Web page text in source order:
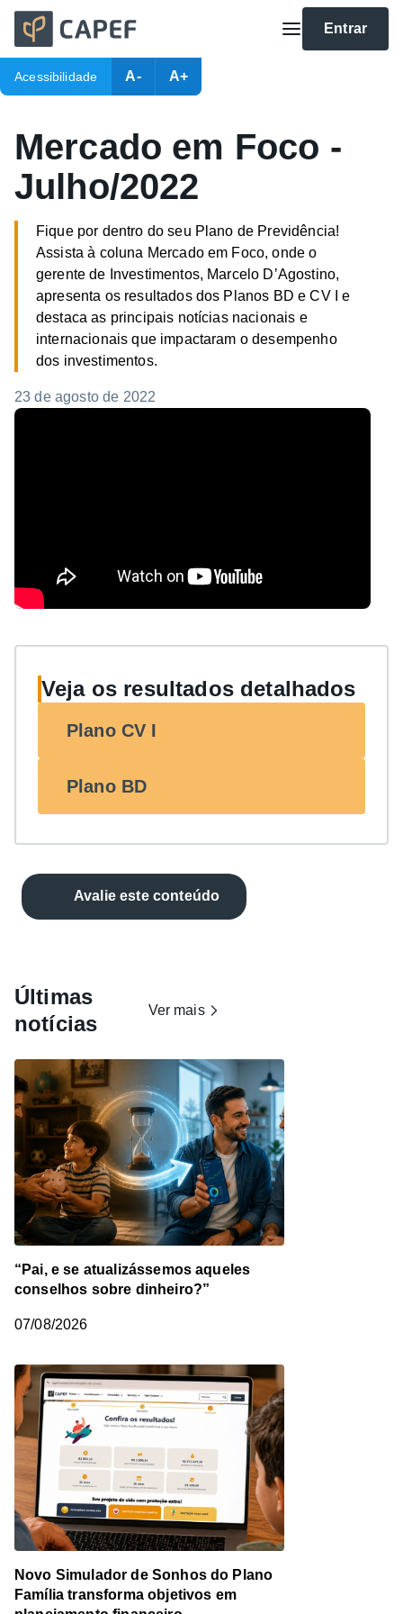
Entrar
Acessibilidade A- A+
Mercado em Foco -
Julho/2022
Fique por dentro do seu Plano de Previdência!
Assista à coluna Mercado em Foco, onde o
gerente de Investimentos, Marcelo D’Agostino,
apresenta os resultados dos Planos BD e CV I e
destaca as principais notícias nacionais e
internacionais que impactaram o desempenho
dos investimentos.
23 de agosto de 2022
Veja os resultados detalhados
Plano CV I
Plano BD
Avalie este conteúdo
Últimas
notícias
Ver mais
“Pai, e se atualizássemos aqueles
conselhos sobre dinheiro?”
07/08/2026
Novo Simulador de Sonhos do Plano
Família transforma objetivos em